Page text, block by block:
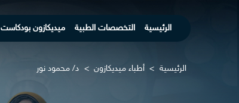
الرئيسية التخصصات الطبية ميديكازون بودكاست
الرئيسية > أطباء ميديكازون > د/ محمود نور